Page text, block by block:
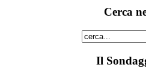
Cerca
Il